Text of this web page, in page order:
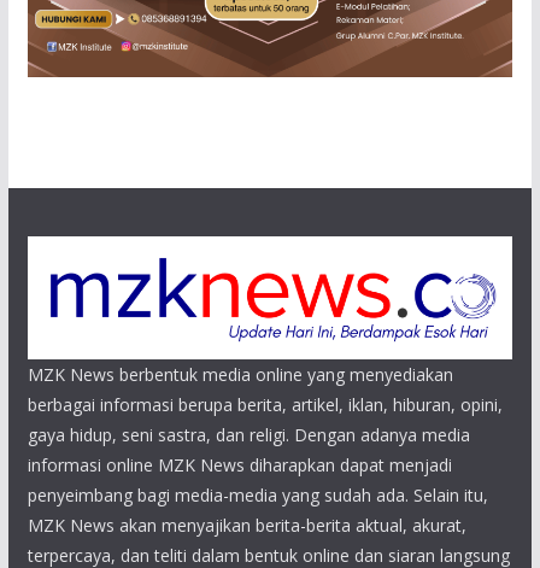
MZK News berbentuk media online yang menyediakan
berbagai informasi berupa berita, artikel, iklan, hiburan, opini,
gaya hidup, seni sastra, dan religi. Dengan adanya media
informasi online MZK News diharapkan dapat menjadi
penyeimbang bagi media-media yang sudah ada. Selain itu,
MZK News akan menyajikan berita-berita aktual, akurat,
terpercaya, dan teliti dalam bentuk online dan siaran langsung